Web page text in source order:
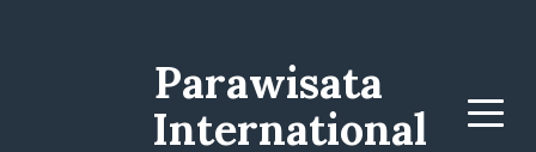
Parawisata
International
Menu